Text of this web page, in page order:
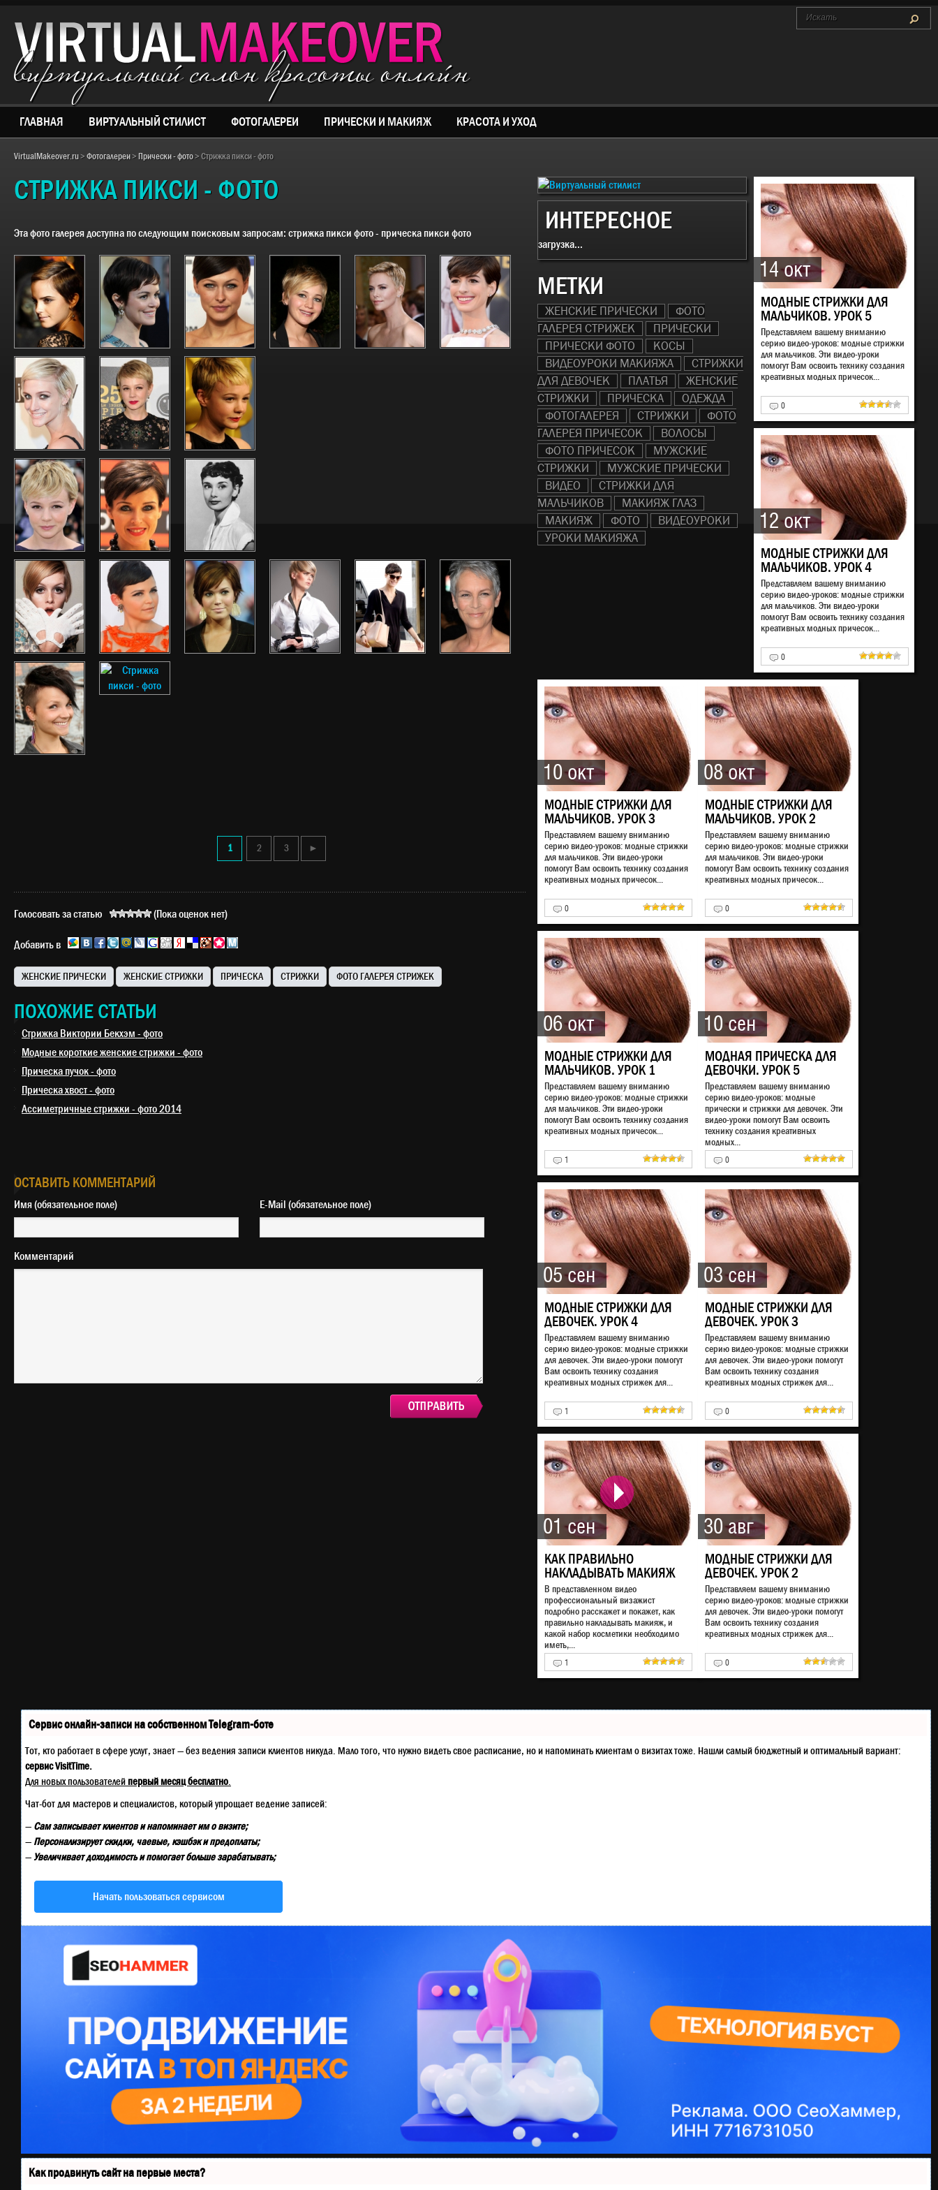
виртуальный салон красоты онлайн
ГЛАВНАЯ ВИРТУАЛЬНЫЙ СТИЛИСТ ФОТОГАЛЕРЕИ ПРИЧЕСКИ И МАКИЯЖ КРАСОТА И УХОД
VirtualMakeover.ru>Фотогалереи> Прически - фото> Стрижка пикси - фото
СТРИЖКА ПИКСИ - ФОТО
Эта фото галерея доступна по следующим поисковым запросам: стрижка пикси фото - прическа пикси фото
1 2 3 ►
Голосовать за статью (Пока оценок нет)
Добавить в
ЖЕНСКИЕ ПРИЧЕСКИ ЖЕНСКИЕ СТРИЖКИ ПРИЧЕСКА СТРИЖКИ ФОТО ГАЛЕРЕЯ СТРИЖЕК
ПОХОЖИЕ СТАТЬИ
Стрижка Виктории Бекхэм - фото
Модные короткие женские стрижки - фото
Прическа пучок - фото
Прическа хвост - фото
Ассиметричные стрижки - фото 2014
ОСТАВИТЬ КОММЕНТАРИЙ
Имя (обязательное поле) E-Mail (обязательное поле)
Комментарий
ИНТЕРЕСНОЕ
загрузка...
МЕТКИ
ЖЕНСКИЕ ПРИЧЕСКИ
ФОТО
ГАЛЕРЕЯ СТРИЖЕК
ПРИЧЕСКИ
ПРИЧЕСКИ ФОТО
КОСЫ
ВИДЕОУРОКИ МАКИЯЖА
СТРИЖКИ
ДЛЯ ДЕВОЧЕК
ПЛАТЬЯ
ЖЕНСКИЕ
СТРИЖКИ
ПРИЧЕСКА
ОДЕЖДА
ФОТОГАЛЕРЕЯ
СТРИЖКИ
ФОТО
ГАЛЕРЕЯ ПРИЧЕСОК
ВОЛОСЫ
ФОТО ПРИЧЕСОК
МУЖСКИЕ
СТРИЖКИ
МУЖСКИЕ ПРИЧЕСКИ
ВИДЕО
СТРИЖКИ ДЛЯ
МАЛЬЧИКОВ
МАКИЯЖ ГЛАЗ
МАКИЯЖ
ФОТО
ВИДЕОУРОКИ
УРОКИ МАКИЯЖА
14 окт
МОДНЫЕ СТРИЖКИ ДЛЯ
МАЛЬЧИКОВ. УРОК 5
Представляем вашему вниманию
серию видео-уроков: модные стрижки
для мальчиков. Эти видео-уроки
помогут Вам освоить технику создания
креативных модных причесок...
0
12 окт
МОДНЫЕ СТРИЖКИ ДЛЯ
МАЛЬЧИКОВ. УРОК 4
Представляем вашему вниманию
серию видео-уроков: модные стрижки
для мальчиков. Эти видео-уроки
помогут Вам освоить технику создания
креативных модных причесок...
0
10 окт
МОДНЫЕ СТРИЖКИ ДЛЯ
МАЛЬЧИКОВ. УРОК 3
Представляем вашему вниманию
серию видео-уроков: модные стрижки
для мальчиков. Эти видео-уроки
помогут Вам освоить технику создания
креативных модных причесок...
0
08 окт
МОДНЫЕ СТРИЖКИ ДЛЯ
МАЛЬЧИКОВ. УРОК 2
Представляем вашему вниманию
серию видео-уроков: модные стрижки
для мальчиков. Эти видео-уроки
помогут Вам освоить технику создания
креативных модных причесок...
0
06 окт
МОДНЫЕ СТРИЖКИ ДЛЯ
МАЛЬЧИКОВ. УРОК 1
Представляем вашему вниманию
серию видео-уроков: модные стрижки
для мальчиков. Эти видео-уроки
помогут Вам освоить технику создания
креативных модных причесок...
1
10 сен
МОДНАЯ ПРИЧЕСКА ДЛЯ
ДЕВОЧКИ. УРОК 5
Представляем вашему вниманию
серию видео-уроков: модные
прически и стрижки для девочек. Эти
видео-уроки помогут Вам освоить
технику создания креативных
модных...
0
05 сен
МОДНЫЕ СТРИЖКИ ДЛЯ
ДЕВОЧЕК. УРОК 4
Представляем вашему вниманию
серию видео-уроков: модные стрижки
для девочек. Эти видео-уроки помогут
Вам освоить технику создания
креативных модных стрижек для...
1
03 сен
МОДНЫЕ СТРИЖКИ ДЛЯ
ДЕВОЧЕК. УРОК 3
Представляем вашему вниманию
серию видео-уроков: модные стрижки
для девочек. Эти видео-уроки помогут
Вам освоить технику создания
креативных модных стрижек для...
0
01 сен
КАК ПРАВИЛЬНО
НАКЛАДЫВАТЬ МАКИЯЖ
В представленном видео
профессиональный визажист
подробно расскажет и покажет, как
правильно накладывать макияж, и
какой набор косметики необходимо
иметь,...
1
30 авг
МОДНЫЕ СТРИЖКИ ДЛЯ
ДЕВОЧЕК. УРОК 2
Представляем вашему вниманию
серию видео-уроков: модные стрижки
для девочек. Эти видео-уроки помогут
Вам освоить технику создания
креативных модных стрижек для...
0
Сервис онлайн-записи на собственном Telegram-боте
Тот, кто работает в сфере услуг, знает — без ведения записи клиентов никуда. Мало того, что нужно видеть свое расписание, но и напоминать клиентам о визитах тоже. Нашли самый бюджетный и оптимальный вариант:
сервис VisitTime.
Для новых пользователейпервый месяц бесплатно
Чат-бот для мастеров и специалистов, который упрощает ведение записей:
— Сам записывает клиентов и напоминает им о визите;
— Персонализирует скидки, чаевые, кэшбэк и предоплаты;
— Увеличивает доходимость и помогает больше зарабатывать;
Начать пользоваться сервисом
Как продвинуть сайт на первые места?